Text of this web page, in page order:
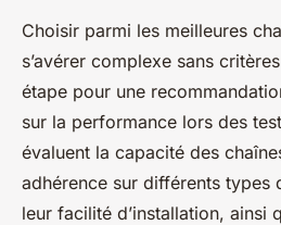
Choisir parmi les meilleures
s’avérer complexe sans
étape pour une
sur la performance lors des
évaluent la capacité des
adhérence sur différents types
leur facilité d’installation, ainsi